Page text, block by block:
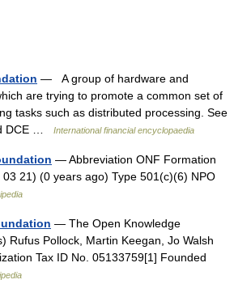
— A group of hardware and
are trying to promote a common set of
tasks such as distributed processing. See
DCE …
International financial encyclopaedia
— Abbreviation ONF Formation
21) (0 years ago) Type 501(c)(6) NPO
— The Open Knowledge
Rufus Pollock, Martin Keegan, Jo Walsh
Tax ID No. 05133759[1] Founded